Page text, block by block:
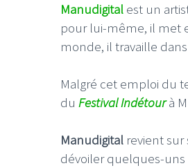
Manudigital est un
pour lui-même, il met
monde, il travaille
Malgré cet emploi du
du Festival Indétourà
Manudigital revient
dévoiler quelques-uns